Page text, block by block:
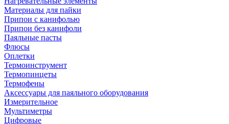
Материалы для пайки
Припои с канифолью
Припои без канифоли
Паяльные пасты
Флюсы
Оплетки
Термоинструмент
Термопинцеты
Термофены
Аксессуары для паяльного оборудования
Измерительное
Мультиметры
Цифровые